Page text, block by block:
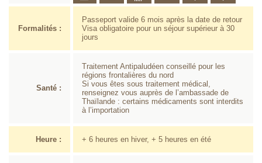
Formalités :
Passeport valide 6 mois après la date de retour
Visa obligatoire pour un séjour supérieur à 30
jours
Santé :
Traitement Antipaludéen conseillé pour les
régions frontalières du nord
Si vous êtes sous traitement médical,
renseignez vous auprès de l’ambassade de
Thaïlande : certains médicaments sont interdits
à l’importation
Heure : + 6 heures en hiver, + 5 heures en été